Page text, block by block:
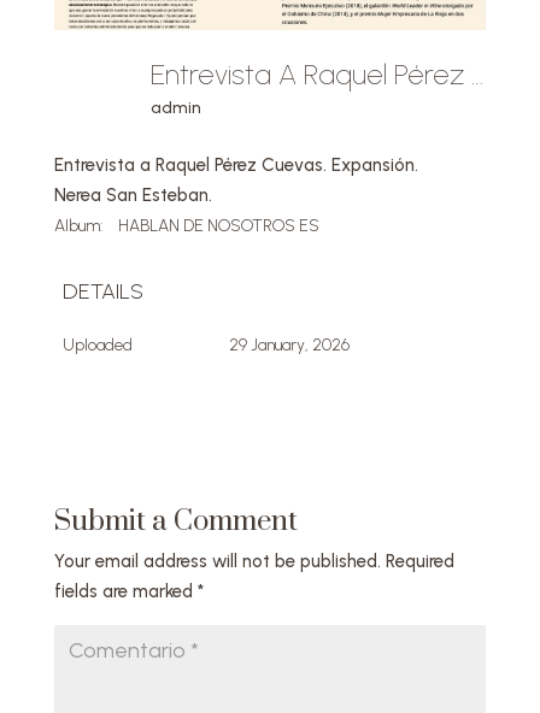
Entrevista A Raquel Pérez Cuevas. Expansión. Nerea San Esteban.
admin
Entrevista a Raquel Pérez Cuevas. Expansión.
Nerea San Esteban.
Album: HABLAN DE NOSOTROS ES
DETAILS
Uploaded 29 January, 2026
Submit a Comment
Your email address will not be published. Required
fields are marked *